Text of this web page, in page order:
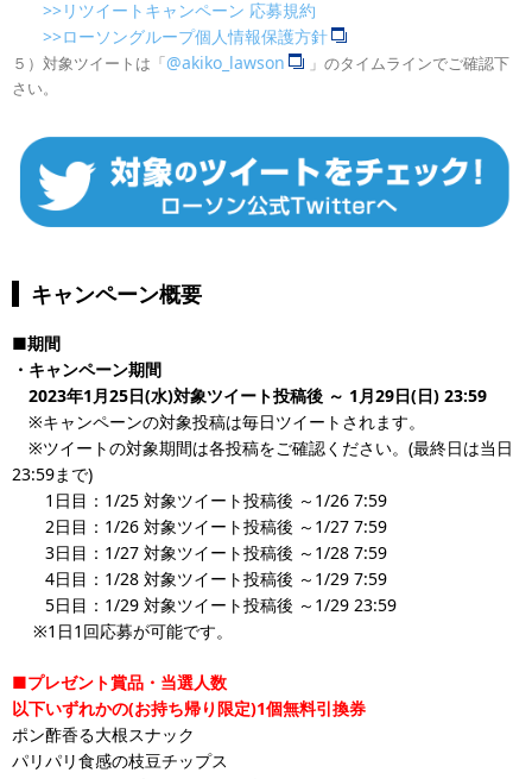
>>リツイートキャンペーン 応募規約
>>ローソングループ個人情報保護方針
５）対象ツイートは「@akiko_lawson
」のタイムラインでご確認下
さい。
キャンペーン概要
■期間
・キャンペーン期間
2023年1月25日(水)対象ツイート投稿後 ～ 1月29日(日) 23:59
※キャンペーンの対象投稿は毎日ツイートされます。
※ツイートの対象期間は各投稿をご確認ください。(最終日は当日
23:59まで)
1日目：1/25 対象ツイート投稿後 ～1/26 7:59
2日目：1/26 対象ツイート投稿後 ～1/27 7:59
3日目：1/27 対象ツイート投稿後 ～1/28 7:59
4日目：1/28 対象ツイート投稿後 ～1/29 7:59
5日目：1/29 対象ツイート投稿後 ～1/29 23:59
※1日1回応募が可能です。
■プレゼント賞品・当選人数
以下いずれかの(お持ち帰り限定)1個無料引換券
ポン酢香る大根スナック
パリパリ食感の枝豆チップス